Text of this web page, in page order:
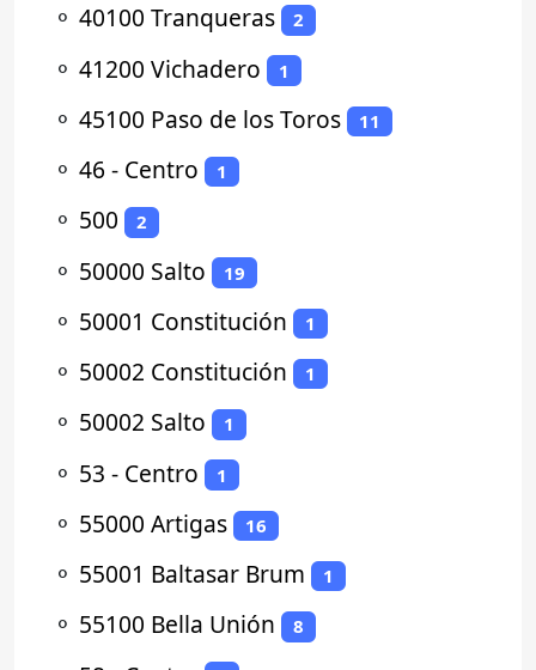
⚬ 40100 Tranqueras 2
⚬ 41200 Vichadero 1
⚬ 45100 Paso de los Toros 11
⚬ 46 - Centro 1
⚬ 500 2
⚬ 50000 Salto 19
⚬ 50001 Constitución 1
⚬ 50002 Constitución 1
⚬ 50002 Salto 1
⚬ 53 - Centro 1
⚬ 55000 Artigas 16
⚬ 55001 Baltasar Brum 1
⚬ 55100 Bella Unión 8